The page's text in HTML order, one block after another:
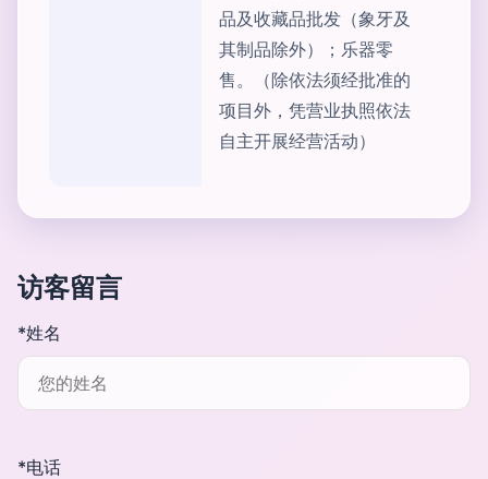
品及收藏品批发（象牙及
其制品除外）；乐器零
售。（除依法须经批准的
项目外，凭营业执照依法
自主开展经营活动）
访客留言
*姓名
*电话